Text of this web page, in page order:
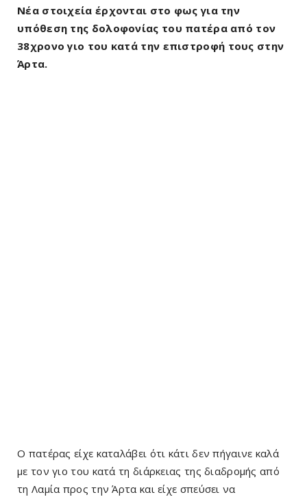
Νέα στοιχεία έρχονται στο φως για την
υπόθεση της δολοφονίας του πατέρα από τον
38χρονο γιο του κατά την επιστροφή τους στην
Άρτα.
Ο πατέρας είχε καταλάβει ότι κάτι δεν πήγαινε καλά
με τον γιο του κατά τη διάρκειας της διαδρομής από
τη Λαμία προς την Άρτα και είχε σπεύσει να